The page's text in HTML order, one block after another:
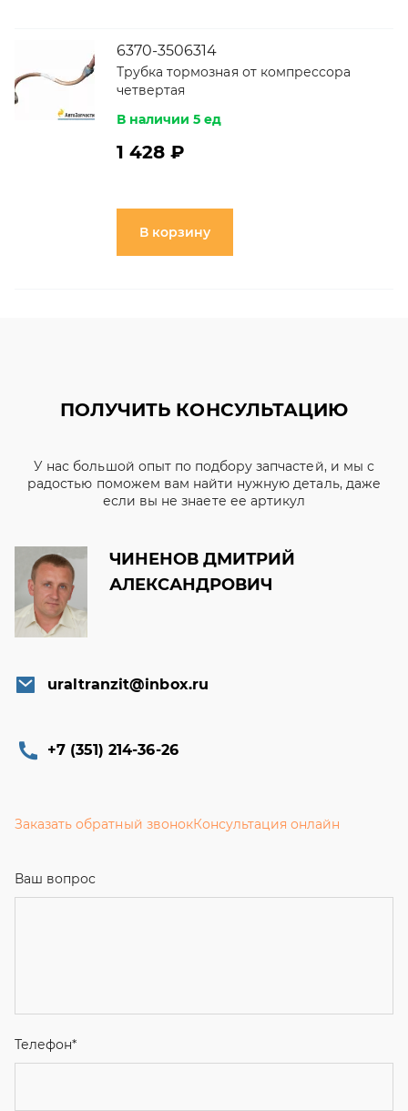
6370-3506314
Трубка тормозная от компрессора
четвертая
В наличии 5 ед
1 428 ₽
В корзину
ПОЛУЧИТЬ КОНСУЛЬТАЦИЮ
У нас большой опыт по подбору запчастей, и мы с
радостью поможем вам найти нужную деталь, даже
если вы не знаете ее артикул
ЧИНЕНОВ ДМИТРИЙ
АЛЕКСАНДРОВИЧ
uraltranzit@inbox.ru
+7 (351) 214-36-26
Заказать обратный звонокКонсультация онлайн
Ваш вопрос